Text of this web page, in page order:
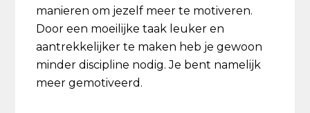
manieren om jezelf meer te motiveren.
Door een moeilijke taak leuker en
aantrekkelijker te maken heb je gewoon
minder discipline nodig. Je bent namelijk
meer gemotiveerd.